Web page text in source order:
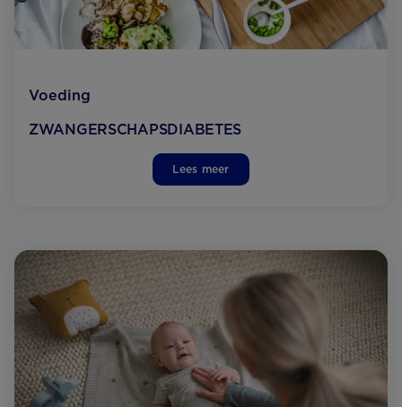
Voeding
ZWANGERSCHAPS­DIABETES
Lees meer